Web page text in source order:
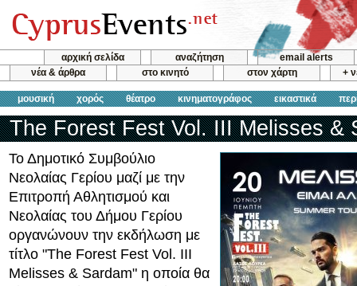
αρχική σελίδα αναζήτηση
email alerts
νέα & άρθρα
στο κινητό στον χάρτη +
μουσική χορός θέατρο κινηματογράφος εικαστικά
The Forest Fest Vol. III Melisses &
Το Δημοτικό Συμβούλιο
Νεολαίας Γερίου μαζί με την
Επιτροπή Αθλητισμού και
Νεολαίας του Δήμου Γερίου
οργανώνουν την εκδήλωση με
τίτλο "The Forest Fest Vol. III
Melisses & Sardam" η οποία θα